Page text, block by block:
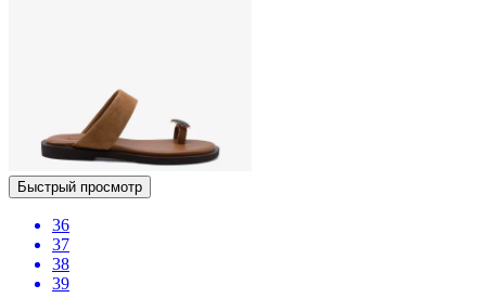
Быстрый просмотр
36
37
38
39